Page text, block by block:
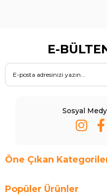
E-
Sosyal
Öne Çıkan
Popüler Ürünler